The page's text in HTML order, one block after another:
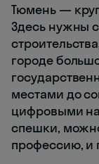
Тюмень —
Здесь нужны
городе
местами до
цифровыми
спешки,
профессию, и